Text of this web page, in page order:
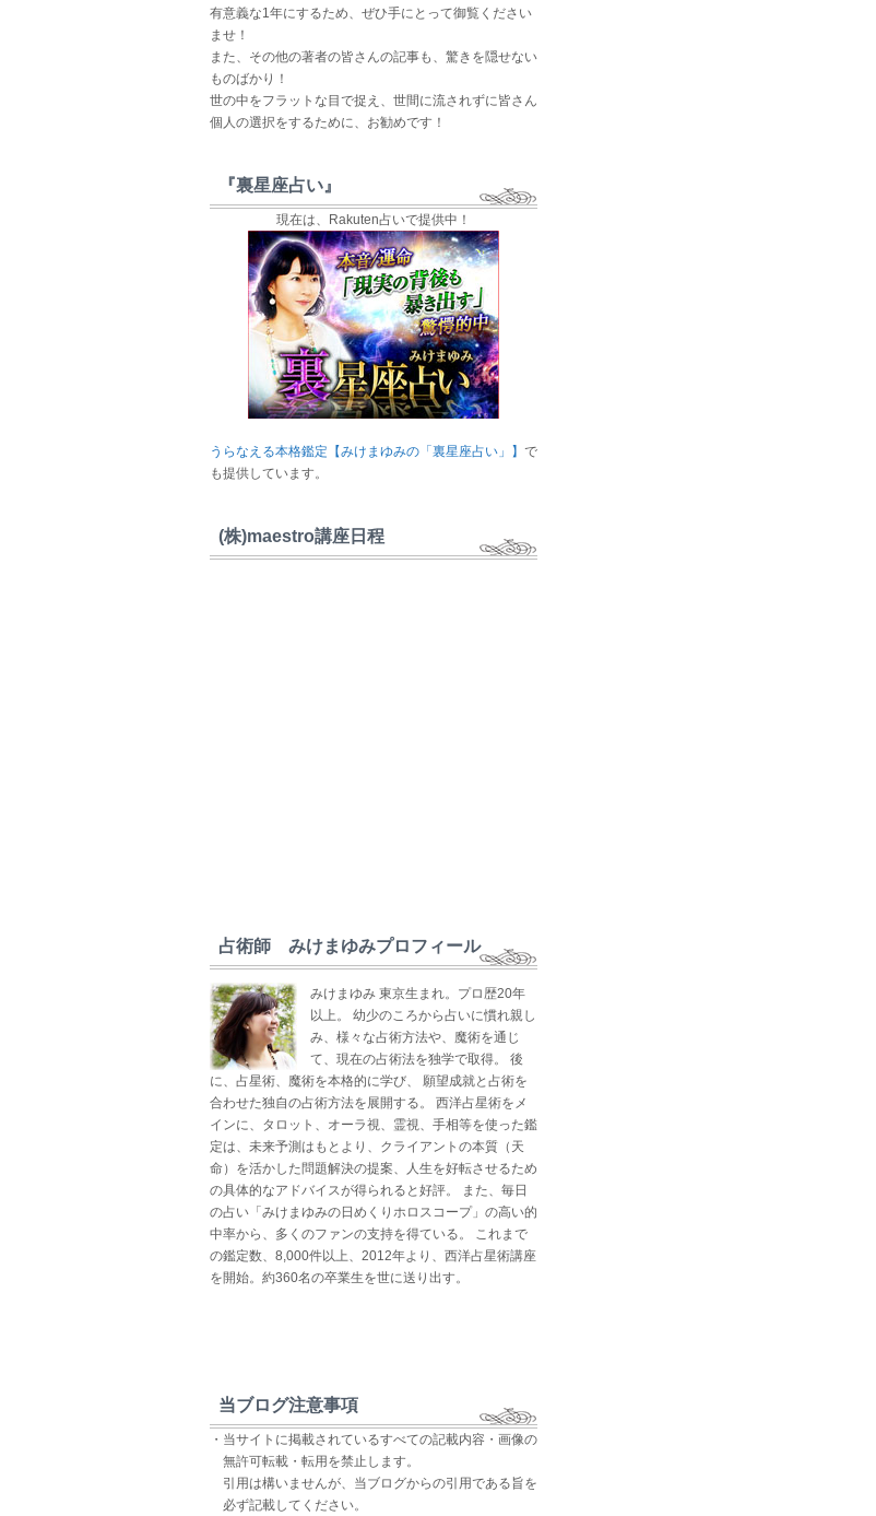
有意義な1年にするため、ぜひ手にとって御覧ください
ませ！
また、その他の著者の皆さんの記事も、驚きを隠せない
ものばかり！
世の中をフラットな目で捉え、世間に流されずに皆さん
個人の選択をするために、お勧めです！
『裏星座占い』
現在は、Rakuten占いで提供中！
うらなえる本格鑑定【みけまゆみの「裏星座占い」】 で
も提供しています。
(株)maestro講座日程
占術師 みけまゆみプロフィール
みけまゆみ 東京生まれ。プロ歴20年
以上。 幼少のころから占いに慣れ親し
み、様々な占術方法や、魔術を通じ
て、現在の占術法を独学で取得。 後
に、占星術、魔術を本格的に学び、 願望成就と占術を
合わせた独自の占術方法を展開する。 西洋占星術をメ
インに、タロット、オーラ視、霊視、手相等を使った鑑
定は、未来予測はもとより、クライアントの本質（天
命）を活かした問題解決の提案、人生を好転させるため
の具体的なアドバイスが得られると好評。 また、毎日
の占い「みけまゆみの日めくりホロスコープ」の高い的
中率から、多くのファンの支持を得ている。 これまで
の鑑定数、8,000件以上、2012年より、西洋占星術講座
を開始。約360名の卒業生を世に送り出す。
当ブログ注意事項
・当サイトに掲載されているすべての記載内容・画像の
無許可転載・転用を禁止します。
引用は構いませんが、当ブログからの引用である旨を
必ず記載してください。